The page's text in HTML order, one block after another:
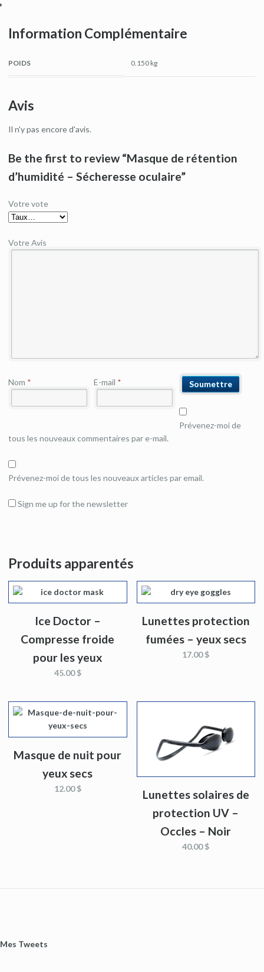
Information Complémentaire
POIDS 0.150 kg
Avis
Il n'y pas encore d'avis.
Be the first to review “Masque de rétention
d’humidité – Sécheresse oculaire”
Votre vote
Votre Avis
Nom * E-mail *
Prévenez-moi de
tous les nouveaux commentaires par e-mail.
Prévenez-moi de tous les nouveaux articles par email.
Sign me up for the newsletter
Produits apparentés
Ice Doctor –
Compresse froide
pour les yeux
45.00 $
Lunettes protection
fumées – yeux secs
17.00 $
Masque de nuit pour
yeux secs
12.00 $
Lunettes solaires de
protection UV –
Occles – Noir
40.00 $
Mes Tweets